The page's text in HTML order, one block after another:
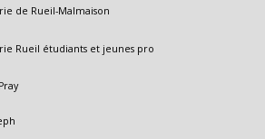
de Rueil-Malmaison
Rueil étudiants et jeunes pro